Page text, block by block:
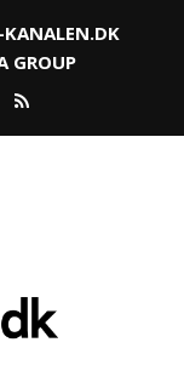
GROUP